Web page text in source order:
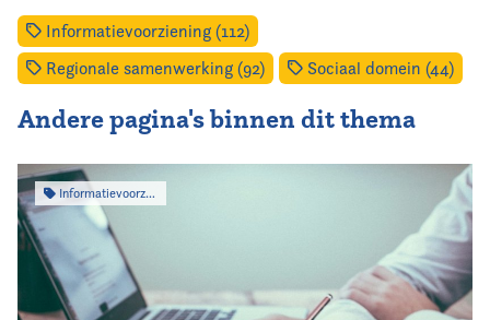
Informatievoorziening (112)
Regionale samenwerking (92)
Sociaal domein (44)
Andere pagina's binnen dit thema
Informatievoorziening